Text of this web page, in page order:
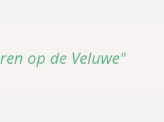
op de Veluwe"